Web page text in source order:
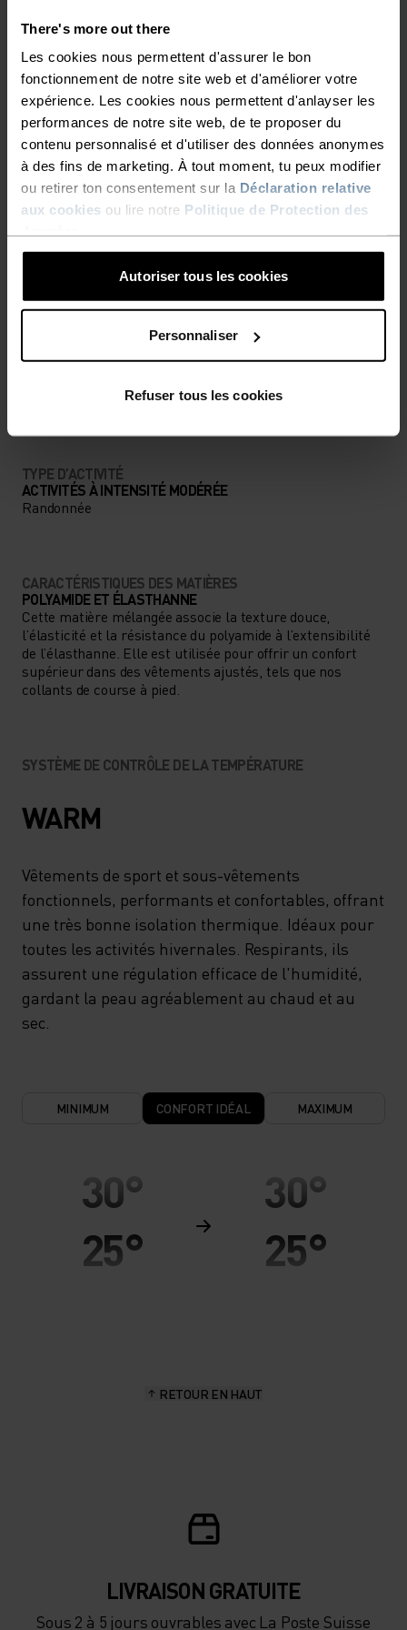
There's more out there
Les cookies nous permettent d'assurer le bon
fonctionnement de notre site web et d'améliorer votre
expérience. Les cookies nous permettent d'anlayser les
performances de notre site web, de te proposer du
contenu personnalisé et d'utiliser des données anonymes
à des fins de marketing. À tout moment, tu peux modifier
ou retirer ton consentement sur la Déclaration relative
aux cookies ou lire notre Politique de Protection des
Autoriser tous les cookies
Personnaliser
Refuser tous les cookies
pour continuer à avancer sur les sentiers
humides et glacés. Pensé pour le mouvement.
Prêt à tout.
EN PARFAITE HARMONIE
Des vêtements confortables et polyvalents qui
t'accompagneront sur tous les sentiers.
MODÉRÉ
TYPE D’ACTIVITÉ
ACTIVITÉS À INTENSITÉ MODÉRÉE
Randonnée
CARACTÉRISTIQUES DES MATIÈRES
POLYAMIDE ET ÉLASTHANNE
Cette matière mélangée associe la texture douce,
l’élasticité et la résistance du polyamide à l’extensibilité
de l’élasthanne. Elle est utilisée pour offrir un confort
supérieur dans des vêtements ajustés, tels que nos
collants de course à pied.
SYSTÈME DE CONTRÔLE DE LA TEMPÉRATURE
WARM
Vêtements de sport et sous-vêtements
fonctionnels, performants et confortables, offrant
une très bonne isolation thermique. Idéaux pour
toutes les activités hivernales. Respirants, ils
assurent une régulation efficace de l'humidité,
gardant la peau agréablement au chaud et au
sec.
MINIMUM CONFORT IDÉAL MAXIMUM
30°
25°
-5°
30°
25°
-5°
RETOUR EN HAUT
LIVRAISON GRATUITE
Sous 2 à 5 jours ouvrables avec La Poste Suisse